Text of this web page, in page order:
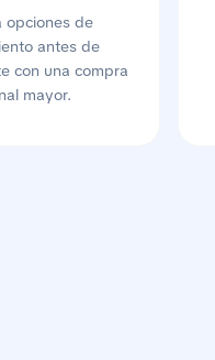
opciones de
antes de
con una compra
mayor.